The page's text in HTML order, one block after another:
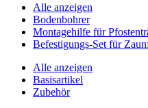
Alle anzeigen
Bodenbohrer
Montagehilfe für
Befestigungs-Set für
Alle anzeigen
Basisartikel
Zubehör